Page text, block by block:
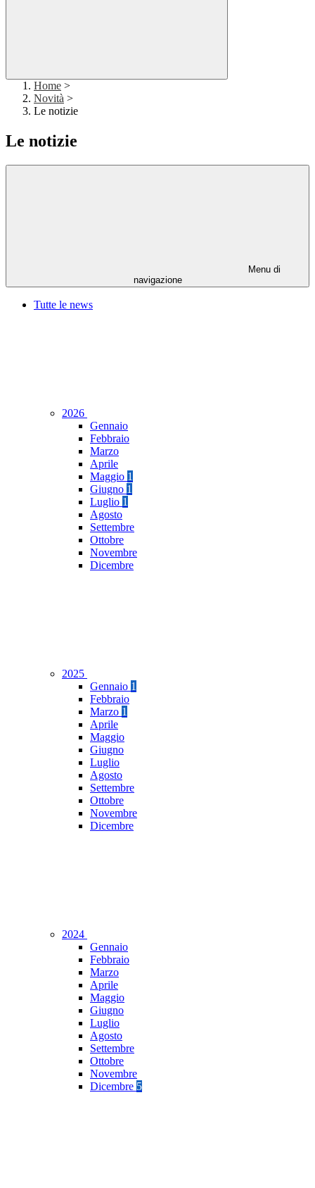
Home >
Novità >
Le notizie
Le notizie
Menu di
navigazione
Tutte le news
2026
Gennaio
Febbraio
Marzo
Aprile
Maggio 1
Giugno 1
Luglio 1
Agosto
Settembre
Ottobre
Novembre
Dicembre
2025
Gennaio 1
Febbraio
Marzo 1
Aprile
Maggio
Giugno
Luglio
Agosto
Settembre
Ottobre
Novembre
Dicembre
2024
Gennaio
Febbraio
Marzo
Aprile
Maggio
Giugno
Luglio
Agosto
Settembre
Ottobre
Novembre
Dicembre 5